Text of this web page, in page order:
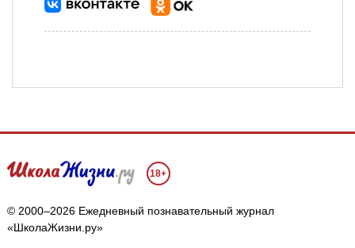
18+
© 2000–2026 Ежедневный познавательный журнал
«ШколаЖизни.ру»